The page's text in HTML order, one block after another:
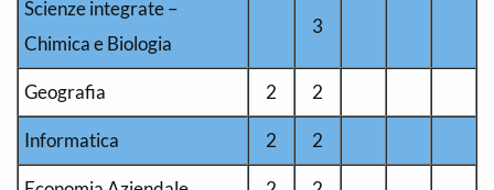
Scienze integrate –
Chimica e Biologia
3
Geografia 2 2
Informatica 2 2